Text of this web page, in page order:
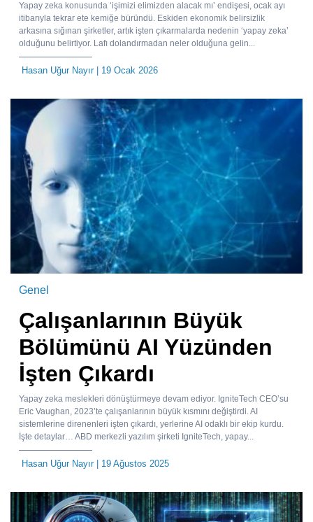
Yapay zeka konusunda ‘işimizi elimizden alacak mı’ endişesi, ocak ayı
itibarıyla tekrar ete kemiğe büründü. Eskiden ekonomik belirsizlik
arkasına sığınan şirketler, artık işten çıkarmalarda nedenin ‘yapay zeka’
olduğunu belirtiyor. Lafı dolandırmadan neler olduğuna gelin...
Hasan Uğur Nayır| 19 Ocak 2026
Genel
Çalışanlarının Büyük
Bölümünü AI Yüzünden
İşten Çıkardı
Yapay zeka meslekleri dönüştürmeye devam ediyor. IgniteTech CEO’su
Eric Vaughan, 2023’te çalışanlarının büyük kısmını değiştirdi. AI
sistemlerine direnenleri işten çıkardı, yerlerine AI odaklı bir ekip kurdu.
İşte detaylar… ABD merkezli yazılım şirketi IgniteTech, yapay...
Hasan Uğur Nayır| 19 Ağustos 2025